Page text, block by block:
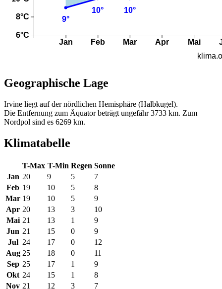
Geographische Lage
Irvine liegt auf der nördlichen Hemisphäre (Halbkugel).
Die Entfernung zum Äquator beträgt ungefähr 3733 km. Zum
Nordpol sind es 6269 km.
Klimatabelle
T-Max T-Min Regen Sonne
Jan 20 9 5
7
Feb 19 10 5
8
Mar 19 10 5
9
Apr 20 13 3
10
Mai 21 13 1
9
Jun 21 15 0
9
Jul 24 17 0
12
Aug 25 18 0
11
Sep 25 17 1
9
Okt 24 15 1
8
Nov 21 12 3 7